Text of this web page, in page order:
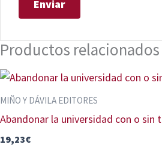
Productos relacionados
MIÑO Y DÁVILA EDITORES
Abandonar la universidad con o sin
19,23€